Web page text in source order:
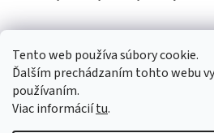
Tento web používa súbory cookie.
Ďalším prechádzaním tohto webu
používaním.
Viac informáciítu.